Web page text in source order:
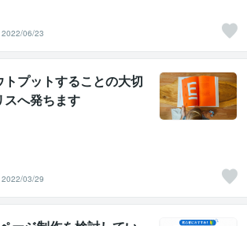
2022/06/23
プットすることの大切
スへ発ちます
2022/03/29